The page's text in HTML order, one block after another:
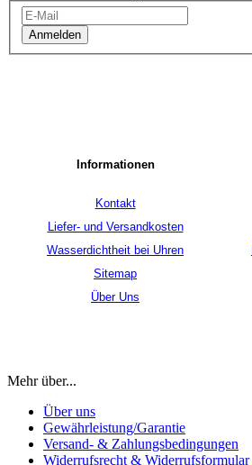
Anmelden
Informationen
Kontakt
Liefer- und Versandkosten
Wasserdichtheit bei Uhren
Sitemap
Über Uns
Mehr über...
Über uns
Gewährleistung/Garantie
Versand- & Zahlungsbedingungen
Widerrufsrecht & Widerrufsformular